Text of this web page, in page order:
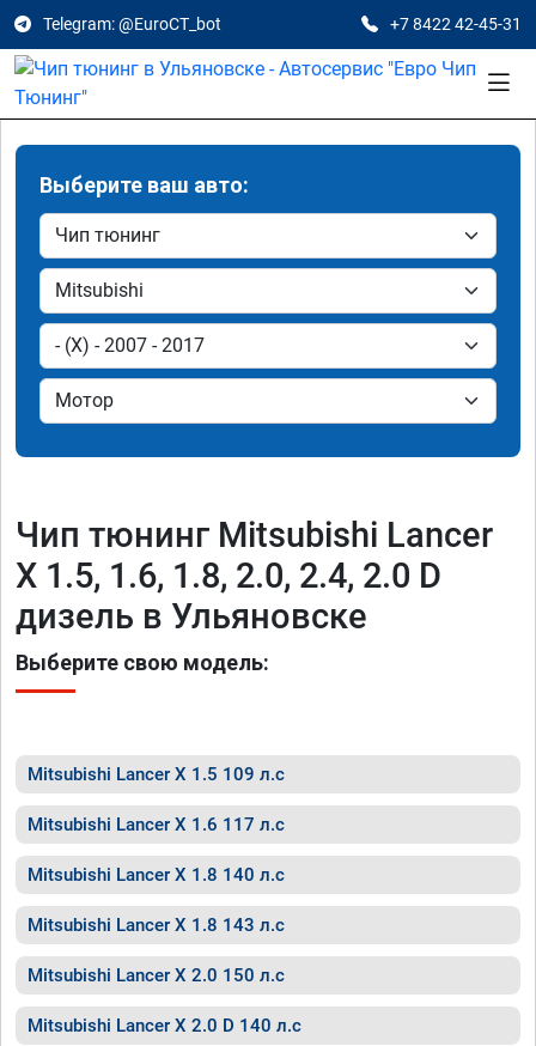
Telegram: @EuroCT_bot +7 8422 42-45-31
Выберите ваш авто:
Чип тюнинг Mitsubishi Lancer
X 1.5, 1.6, 1.8, 2.0, 2.4, 2.0 D
дизель в Ульяновске
Выберите свою модель:
Mitsubishi Lancer X 1.5 109 л.с
Mitsubishi Lancer X 1.6 117 л.с
Mitsubishi Lancer X 1.8 140 л.с
Mitsubishi Lancer X 1.8 143 л.с
Mitsubishi Lancer X 2.0 150 л.с
Mitsubishi Lancer X 2.0 D 140 л.с